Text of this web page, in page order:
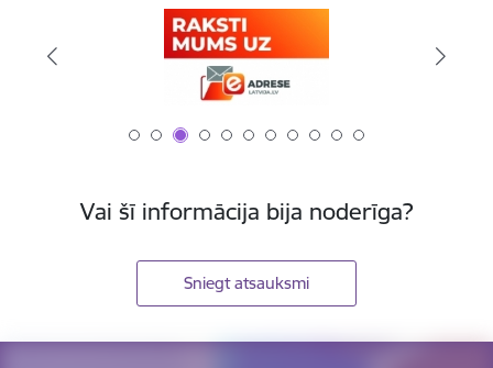
Vai šī informācija bija noderīga?
Sniegt atsauksmi